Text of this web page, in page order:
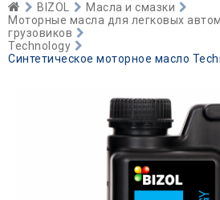
BIZOL
Масла и смазки
Моторные масла для легковых
грузовиков
Technology
Синтетическое моторное масло